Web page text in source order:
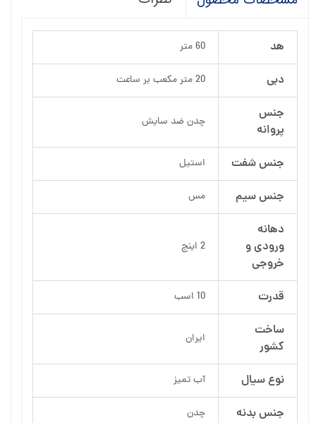
هد 60 متر
دبی 20 متر مکعب بر ساعت
جنس
پروانه
چدن ضد سایش
جنس شفت استیل
جنس سیم مس
دهانه
ورودی و
خروجی
2 اینچ
قدرت 10 اسب
ساخت
کشور
ایران
نوع سیال آب تمیز
جنس بدنه چدن